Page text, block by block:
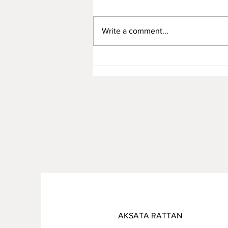
Write a comment...
AKSATA RATTAN